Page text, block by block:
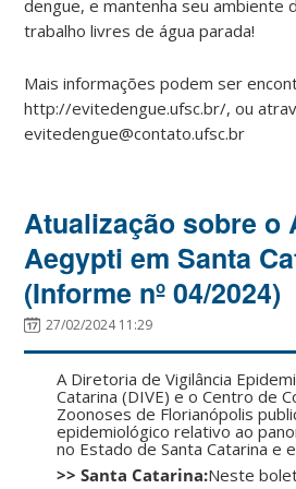
dengue, e mantenha seu ambiente
trabalho livres de água parada!
Mais informações podem ser
http://evitedengue.ufsc.br/, ou
evitedengue@contato.ufsc.br
Atualização sobre o
Aegypti em Santa
(Informe nº 04/2024)
27/02/2024 11:29
A Diretoria de Vigilância
Catarina (DIVE) e o Centro de
Zoonoses de Florianópolis
epidemiológico relativo ao
no Estado de Santa Catarina e
>> Santa Catarina:Neste